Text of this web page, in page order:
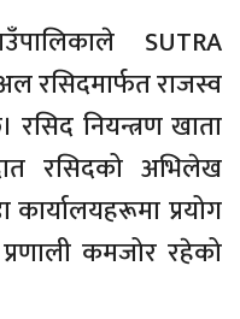
SUTRA
रसिदमार्फत राजस्व
नियन्त्रण खाता
रसिदको अभिलेख
प्रयोग
कमजोर रहेको